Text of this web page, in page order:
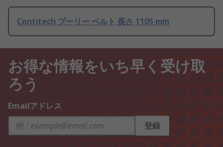
Contitech プーリー ベルト 長さ 1105 mm
お得な情報をいち早く受け取
ろう
Emailアドレス
登録